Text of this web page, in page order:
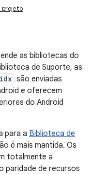
projeto
as bibliotecas do
de Suporte, as
são enviadas
e oferecem
do Android
para a Biblioteca de
é mais mantida. Os
totalmente a
paridade de recursos